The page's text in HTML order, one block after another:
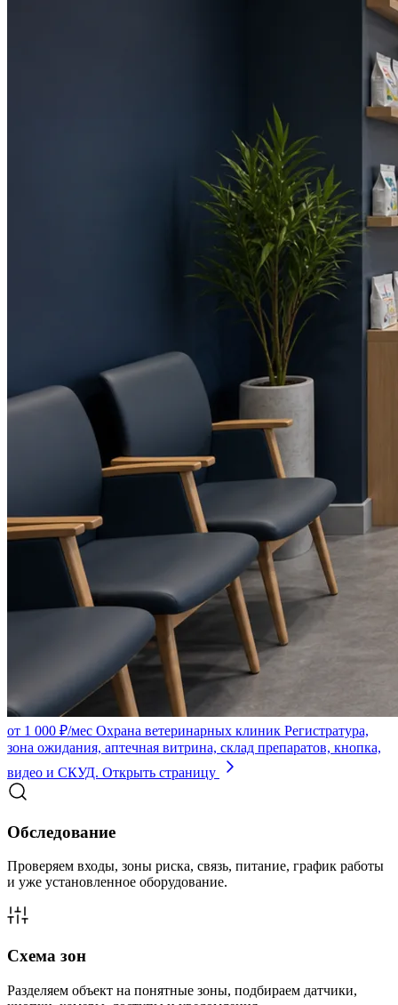
от 1 000 ₽/мес Охрана ветеринарных клиник Регистратура,
зона ожидания, аптечная витрина, склад препаратов, кнопка,
видео и СКУД. Открыть страницу
Обследование
Проверяем входы, зоны риска, связь, питание, график работы
и уже установленное оборудование.
Схема зон
Разделяем объект на понятные зоны, подбираем датчики,